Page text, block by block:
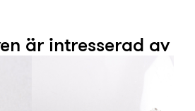
är intresserad av